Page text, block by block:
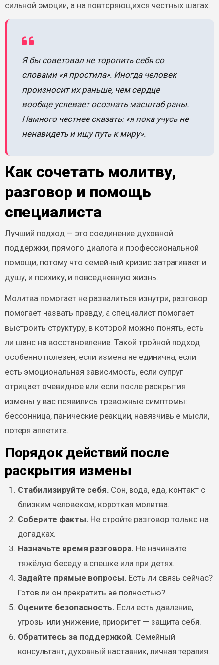
сильной эмоции, а на повторяющихся честных шагах.
Я бы советовал не торопить себя со
словами «я простила». Иногда человек
произносит их раньше, чем сердце
вообще успевает осознать масштаб раны.
Намного честнее сказать: «я пока учусь не
ненавидеть и ищу путь к миру».
Как сочетать молитву,
разговор и помощь
специалиста
Лучший подход — это соединение духовной
поддержки, прямого диалога и профессиональной
помощи, потому что семейный кризис затрагивает и
душу, и психику, и повседневную жизнь.
Молитва помогает не развалиться изнутри, разговор
помогает назвать правду, а специалист помогает
выстроить структуру, в которой можно понять, есть
ли шанс на восстановление. Такой тройной подход
особенно полезен, если измена не единична, если
есть эмоциональная зависимость, если супруг
отрицает очевидное или если после раскрытия
измены у вас появились тревожные симптомы:
бессонница, панические реакции, навязчивые мысли,
потеря аппетита.
Порядок действий после
раскрытия измены
Стабилизируйте себя. Сон, вода, еда, контакт с
близким человеком, короткая молитва.
Соберите факты. Не стройте разговор только на
догадках.
Назначьте время разговора. Не начинайте
тяжёлую беседу в спешке или при детях.
Задайте прямые вопросы. Есть ли связь сейчас?
Готов ли он прекратить её полностью?
Оцените безопасность. Если есть давление,
угрозы или унижение, приоритет — защита себя.
Обратитесь за поддержкой. Семейный
консультант, духовный наставник, личная терапия.